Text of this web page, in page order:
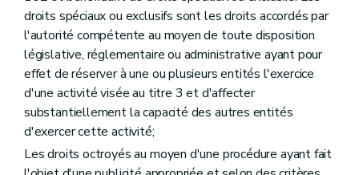
Art. 118
Art. 119
Art. 120
Art. 121
Art. 122
Art. 123
Art. 124
Chapitre 3 Techniques et instruments pour les marchés électroniques et agrégés
Art. 125
Art. 126
Art. 127
droits spéciaux ou exclusifs sont les droits accordés par
l'autorité compétente au moyen de toute disposition
législative, réglementaire ou administrative ayant pour
effet de réserver à une ou plusieurs entités l'exercice
d'une activité visée au titre 3 et d'affecter
substantiellement la capacité des autres entités
d'exercer cette activité;
Les droits octroyés au moyen d'une procédure ayant fait